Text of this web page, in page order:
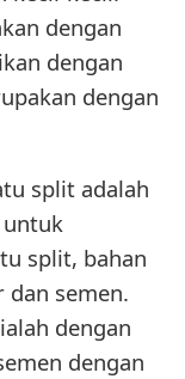
dengan
dengan
dengan
split adalah
split, bahan
semen.
dengan
dengan